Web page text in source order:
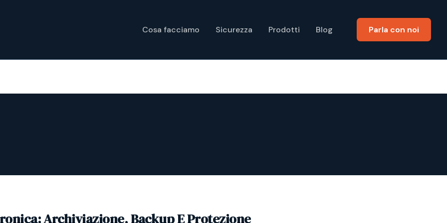
Cosa facciamo Sicurezza Prodotti Blog Parla con noi
Archiviazione, Backup E Protezione